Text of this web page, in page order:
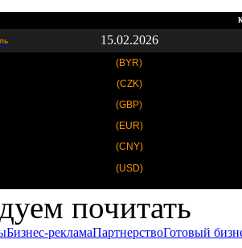
15.02.2026
(BYR)
(CZK)
(GBP)
(EUR)
(CNY)
(USD)
почитать
Бизнес-рекламаПартнерствоГотовый